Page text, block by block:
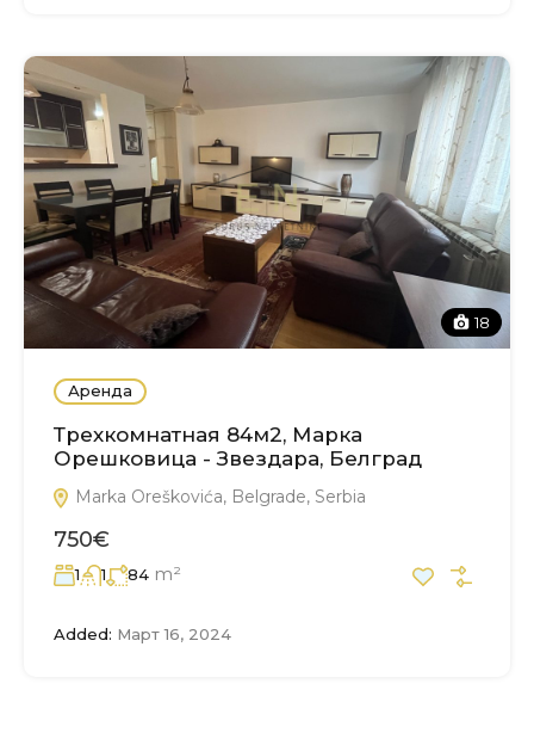
18
Аренда
Трехкомнатная 84м2, Марка
Орешковица - Звездара, Белград
Marka Oreškovića, Belgrade, Serbia
750€
1 1 84 m²
Added: Март 16, 2024